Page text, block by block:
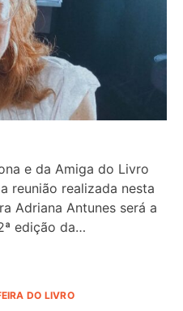
e da Amiga do Livro
reunião realizada nesta
Adriana Antunes será a
edição da…
DO LIVRO